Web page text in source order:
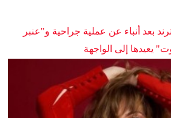
بعد أنباء عن عملية جراحية و"عنبر
يعيدها إلى الواجهة